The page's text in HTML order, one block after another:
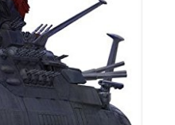
ザイン：増田竜太郎色彩
音楽：高木洋アニメ制
ニメーション主題歌「プ
ムッとかいけつダンス」伊
開開始年＆季節2018春アニ
ル／ポプラ社・東映アニメ
アニメ『おしりたんて